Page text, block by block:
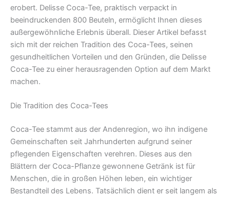
erobert. Delisse Coca-Tee, praktisch verpackt in
beeindruckenden 800 Beuteln, ermöglicht Ihnen dieses
außergewöhnliche Erlebnis überall. Dieser Artikel befasst
sich mit der reichen Tradition des Coca-Tees, seinen
gesundheitlichen Vorteilen und den Gründen, die Delisse
Coca-Tee zu einer herausragenden Option auf dem Markt
machen.
Die Tradition des Coca-Tees
Coca-Tee stammt aus der Andenregion, wo ihn indigene
Gemeinschaften seit Jahrhunderten aufgrund seiner
pflegenden Eigenschaften verehren. Dieses aus den
Blättern der Coca-Pflanze gewonnene Getränk ist für
Menschen, die in großen Höhen leben, ein wichtiger
Bestandteil des Lebens. Tatsächlich dient er seit langem als